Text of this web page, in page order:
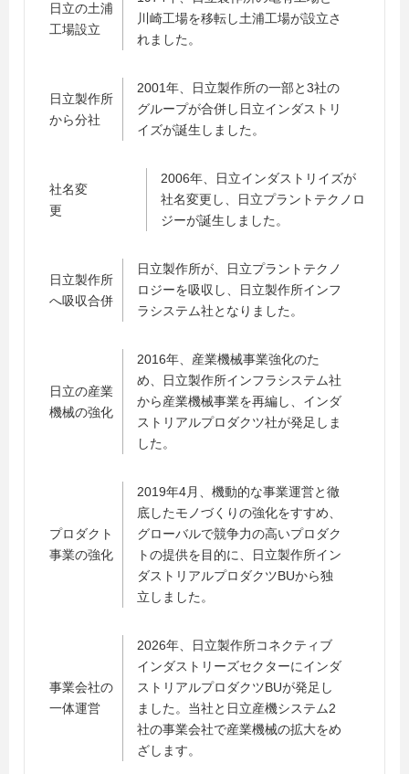
日立の土浦
工場設立
川崎工場を移転し土浦工場が設立さ
れました。
日立製作所
から分社
2001年、日立製作所の一部と3社の
グループが合併し日立インダストリ
イズが誕生しました。
社名変
更
2006年、日立インダストリイズが
社名変更し、日立プラントテクノロ
ジーが誕生しました。
日立製作所
へ吸収合併
日立製作所が、日立プラントテクノ
ロジーを吸収し、日立製作所インフ
ラシステム社となりました。
日立の産業
機械の強化
2016年、産業機械事業強化のた
め、日立製作所インフラシステム社
から産業機械事業を再編し、インダ
ストリアルプロダクツ社が発足しま
した。
プロダクト
事業の強化
2019年4月、機動的な事業運営と徹
底したモノづくりの強化をすすめ、
グローバルで競争力の高いプロダク
トの提供を目的に、日立製作所イン
ダストリアルプロダクツBUから独
立しました。
事業会社の
一体運営
2026年、日立製作所コネクティブ
インダストリーズセクターにインダ
ストリアルプロダクツBUが発足し
ました。当社と日立産機システム2
社の事業会社で産業機械の拡大をめ
ざします。